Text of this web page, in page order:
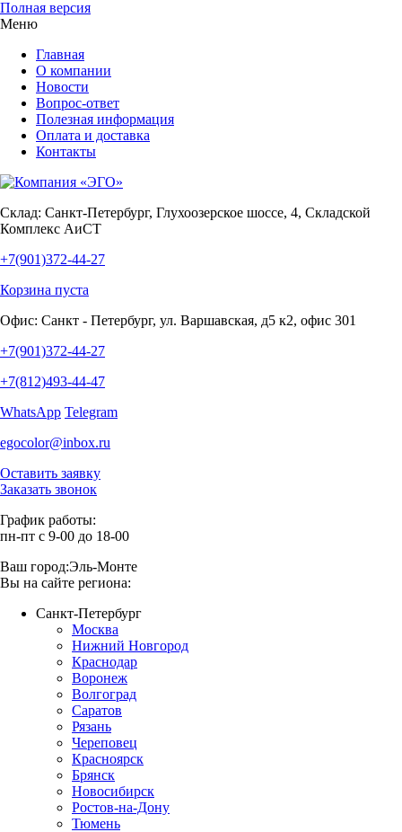
Полная версия
Меню
Главная
О компании
Новости
Вопрос-ответ
Полезная информация
Оплата и доставка
Контакты
Склад: Санкт-Петербург, Глухоозерское шоссе, 4, Складской
Комплекс АиСТ
+7(901)372-44-27
Корзина пуста
Офис: Санкт - Петербург, ул. Варшавская, д5 к2, офис 301
+7(901)372-44-27
+7(812)493-44-47
WhatsApp Telegram
egocolor@inbox.ru
Оставить заявку
Заказать звонок
График работы:
пн-пт с 9-00 до 18-00
Ваш город:Эль-Монте
Вы на сайте региона:
Санкт-Петербург
Москва
Нижний Новгород
Краснодар
Воронеж
Волгоград
Саратов
Рязань
Череповец
Красноярск
Брянск
Новосибирск
Ростов-на-Дону
Тюмень